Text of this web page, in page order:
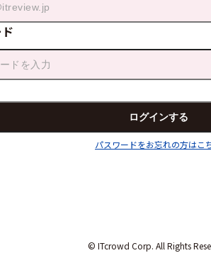
パスワードをお忘れの方はこ
© ITcrowd Corp. All Rights